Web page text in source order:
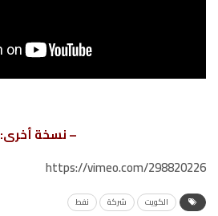
– نسخة أخرى:
https://vimeo.com/298820226
الكويت شركة نفط